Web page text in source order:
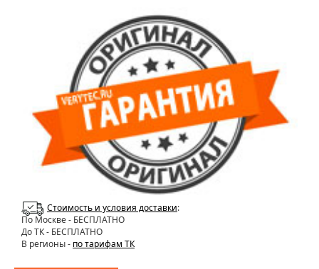
Стоимость и условия доставки:
По Москве- БЕСПЛАТНО
До ТК - БЕСПЛАТНО
В регионы - по тарифам ТК